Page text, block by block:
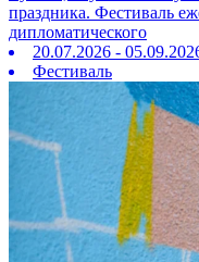
праздника. Фестиваль
дипломатического
20.07.2026 -
Фестиваль